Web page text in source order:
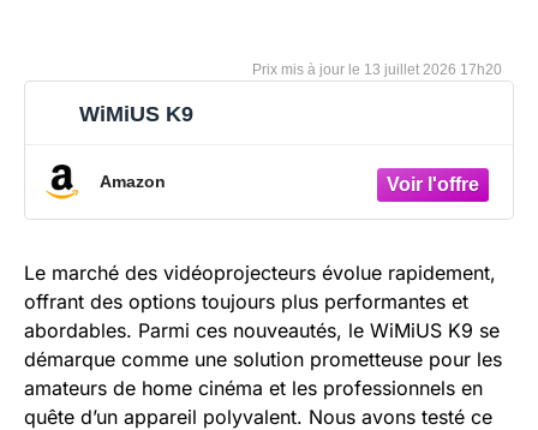
13 juillet 2026 17h20
WiMiUS K9
Amazon
Le marché des vidéoprojecteurs évolue rapidement,
offrant des options toujours plus performantes et
abordables. Parmi ces nouveautés, le WiMiUS K9 se
démarque comme une solution prometteuse pour les
amateurs de home cinéma et les professionnels en
quête d’un appareil polyvalent. Nous avons testé ce